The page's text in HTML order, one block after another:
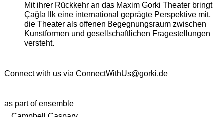
Mit ihrer Rückkehr an das Maxim Gorki Theater bringt
Çağla Ilk eine international geprägte Perspektive mit,
die Theater als offenen Begegnungsraum zwischen
Kunstformen und gesellschaftlichen Fragestellungen
versteht.
Connect with us via ConnectWithUs@gorki.de
as part of ensemble